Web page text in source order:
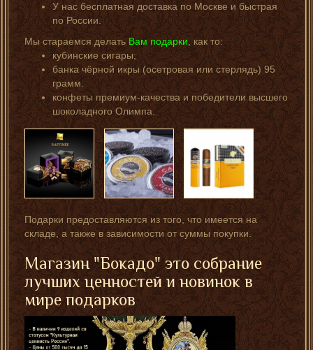
У нас бесплатная доставка по Москве и быстрая
по России.
Мы стараемся делатьВам подарки, как то:
кубинские сигары;
банка чёрной икры (осетровая или стерлядь) 95
грамм.
конфеты премиум-качества и победители высшего
шоколадного Олимпа.
Подарки предоставляются из того, что имеется на
складе, а также в зависимости от суммы покупки.
Магазин "Бокадо" это собрание
лучших ценностей и новинок в
мире подарков